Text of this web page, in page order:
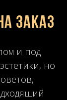
заказ
и под
но